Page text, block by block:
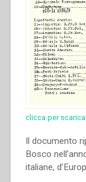
clicca per
Il documento
Bosco
italiane,